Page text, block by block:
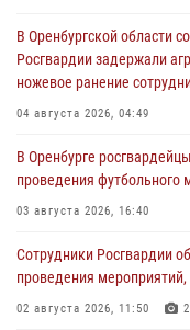
В Оренбургской области
Росгвардии задержали
ножевое ранение
04 августа 2026, 04:49
В Оренбурге
проведения футбольного
03 августа 2026, 16:40
Сотрудники Росгвардии
проведения
02 августа 2026, 11:50 2